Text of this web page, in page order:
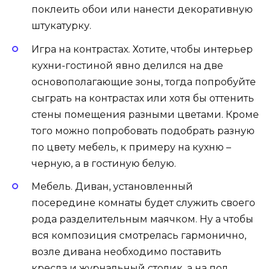
поклеить обои или нанести декоративную
штукатурку.
Игра на контрастах. Хотите, чтобы интерьер
кухни-гостиной явно делился на две
основополагающие зоны, тогда попробуйте
сыграть на контрастах или хотя бы оттенить
стены помещения разными цветами. Кроме
того можно попробовать подобрать разную
по цвету мебель, к примеру на кухню –
черную, а в гостиную белую.
Мебель. Диван, установленный
посередине комнаты будет служить своего
рода разделительным маячком. Ну а чтобы
вся композиция смотрелась гармонично,
возле дивана необходимо поставить